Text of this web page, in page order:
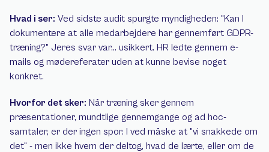
Hvad i ser: Ved sidste audit spurgte myndigheden: "Kan I
dokumentere at alle medarbejdere har gennemført GDPR-
træning?" Jeres svar var... usikkert. HR ledte gennem e-
mails og mødereferater uden at kunne bevise noget
konkret.
Hvorfor det sker: Når træning sker gennem
præsentationer, mundtlige gennemgange og ad hoc-
samtaler, er der ingen spor. I ved måske at "vi snakkede om
det" - men ikke hvem der deltog, hvad de lærte, eller om de